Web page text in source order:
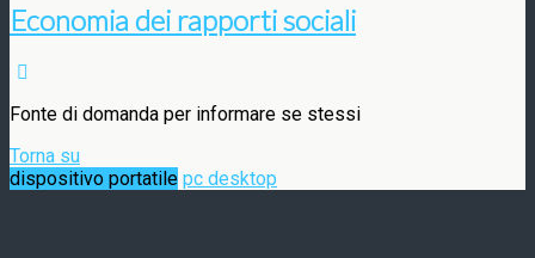
Economia dei rapporti sociali
Fonte di domanda per informare se stessi
Torna su
dispositivo portatile pc desktop